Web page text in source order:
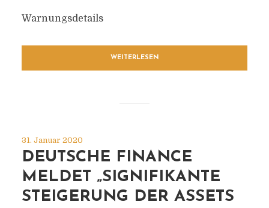
Warnungsdetails
WEITERLESEN
31. Januar 2020
DEUTSCHE FINANCE
MELDET „SIGNIFIKANTE
STEIGERUNG DER ASSETS